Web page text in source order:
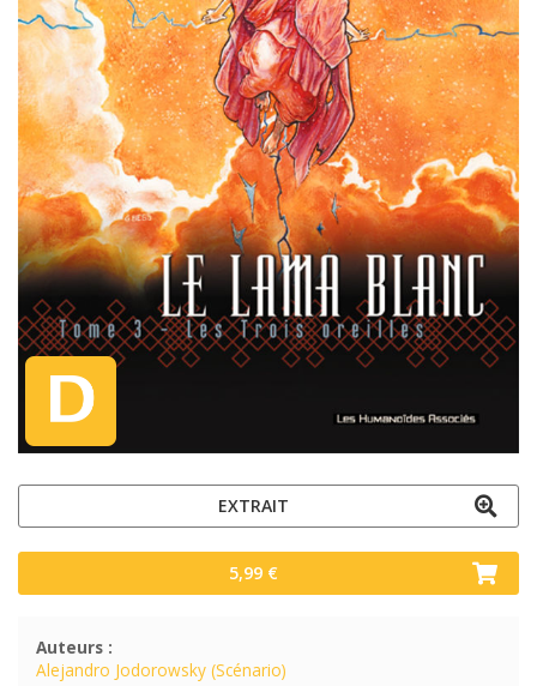
EXTRAIT
5,99 €
Auteurs :
Alejandro Jodorowsky (Scénario)